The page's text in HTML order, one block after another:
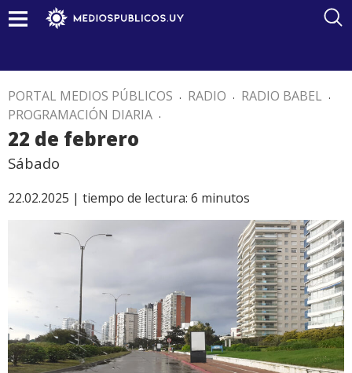
PORTAL MEDIOS PÚBLICOS . RADIO . RADIO BABEL .
PROGRAMACIÓN DIARIA .
22 de febrero
Sábado
22.02.2025 | tiempo de lectura: 6 minutos